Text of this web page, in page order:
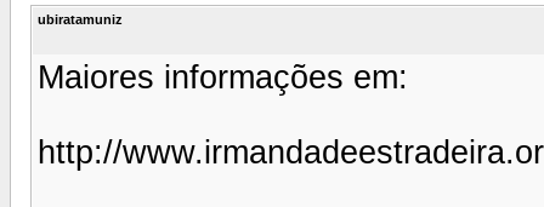
ubiratamuniz
Maiores informações em:
http://